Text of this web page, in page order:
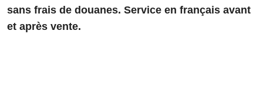
sans frais de douanes. Service en français avant
et après vente.